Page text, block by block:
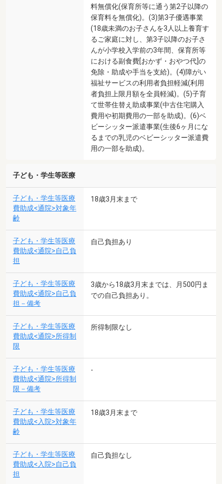
料無償化(保育所等に通う第2子以降の
保育料を無償化)。(3)第3子優遇事業
(18歳未満のお子さんを3人以上養育す
るご家庭に対し、第3子以降のお子さ
んが小学校入学前の3年間、保育所等
における副食費[おかず・おやつ代]の
免除・助成や手当を支給)。(4)障がい
福祉サービスの利用者負担軽減(利用
者負担上限月額を全員軽減)。(5)子育
て世帯住替え助成事業(中古住宅購入
費用や初期費用の一部を助成)。(6)ベ
ビーシッター派遣事業(生後6ヶ月にな
るまでの乳児のベビーシッター派遣費
用の一部を助成)。
子ども・学生等医療
子ども・学生等医療
費助成<通院>対象年
齢
18歳3月末まで
子ども・学生等医療
費助成<通院>自己負
担
自己負担あり
子ども・学生等医療
費助成<通院>自己負
担－備考
3歳から18歳3月末までは、月500円ま
での自己負担あり。
子ども・学生等医療
費助成<通院>所得制
限
所得制限なし
子ども・学生等医療
費助成<通院>所得制
限－備考
-
子ども・学生等医療
費助成<入院>対象年
齢
18歳3月末まで
子ども・学生等医療
費助成<入院>自己負
担
自己負担なし